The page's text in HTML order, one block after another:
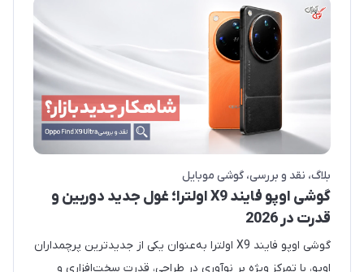
بلاگ نقد و بررسی گوشی موبایل
گوشی اوپو فایند X9 اولترا؛ غول جدید دوربین و
قدرت در 2026
گوشی اوپو فایند X9 اولترا به‌عنوان یکی از جدیدترین پرچمداران
اوپو، با تمرکز ویژه بر نوآوری در طراحی، قدرت سخت‌افزاری و